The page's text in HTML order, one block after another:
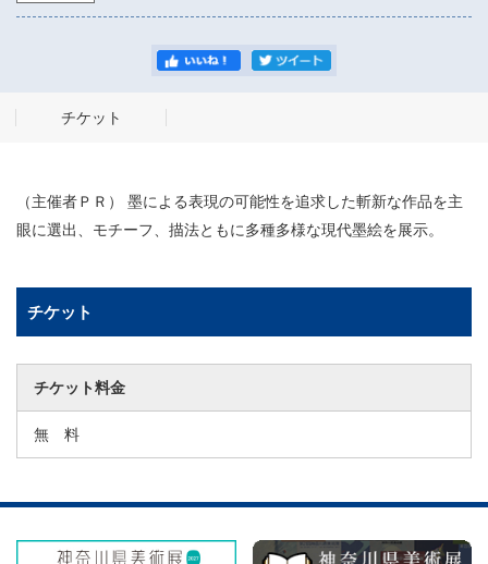
チケット
（主催者ＰＲ） 墨による表現の可能性を追求した斬新な作品を主
眼に選出、モチーフ、描法ともに多種多様な現代墨絵を展示。
チケット
チケット料金
無 料